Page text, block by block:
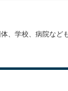
学校、病院など